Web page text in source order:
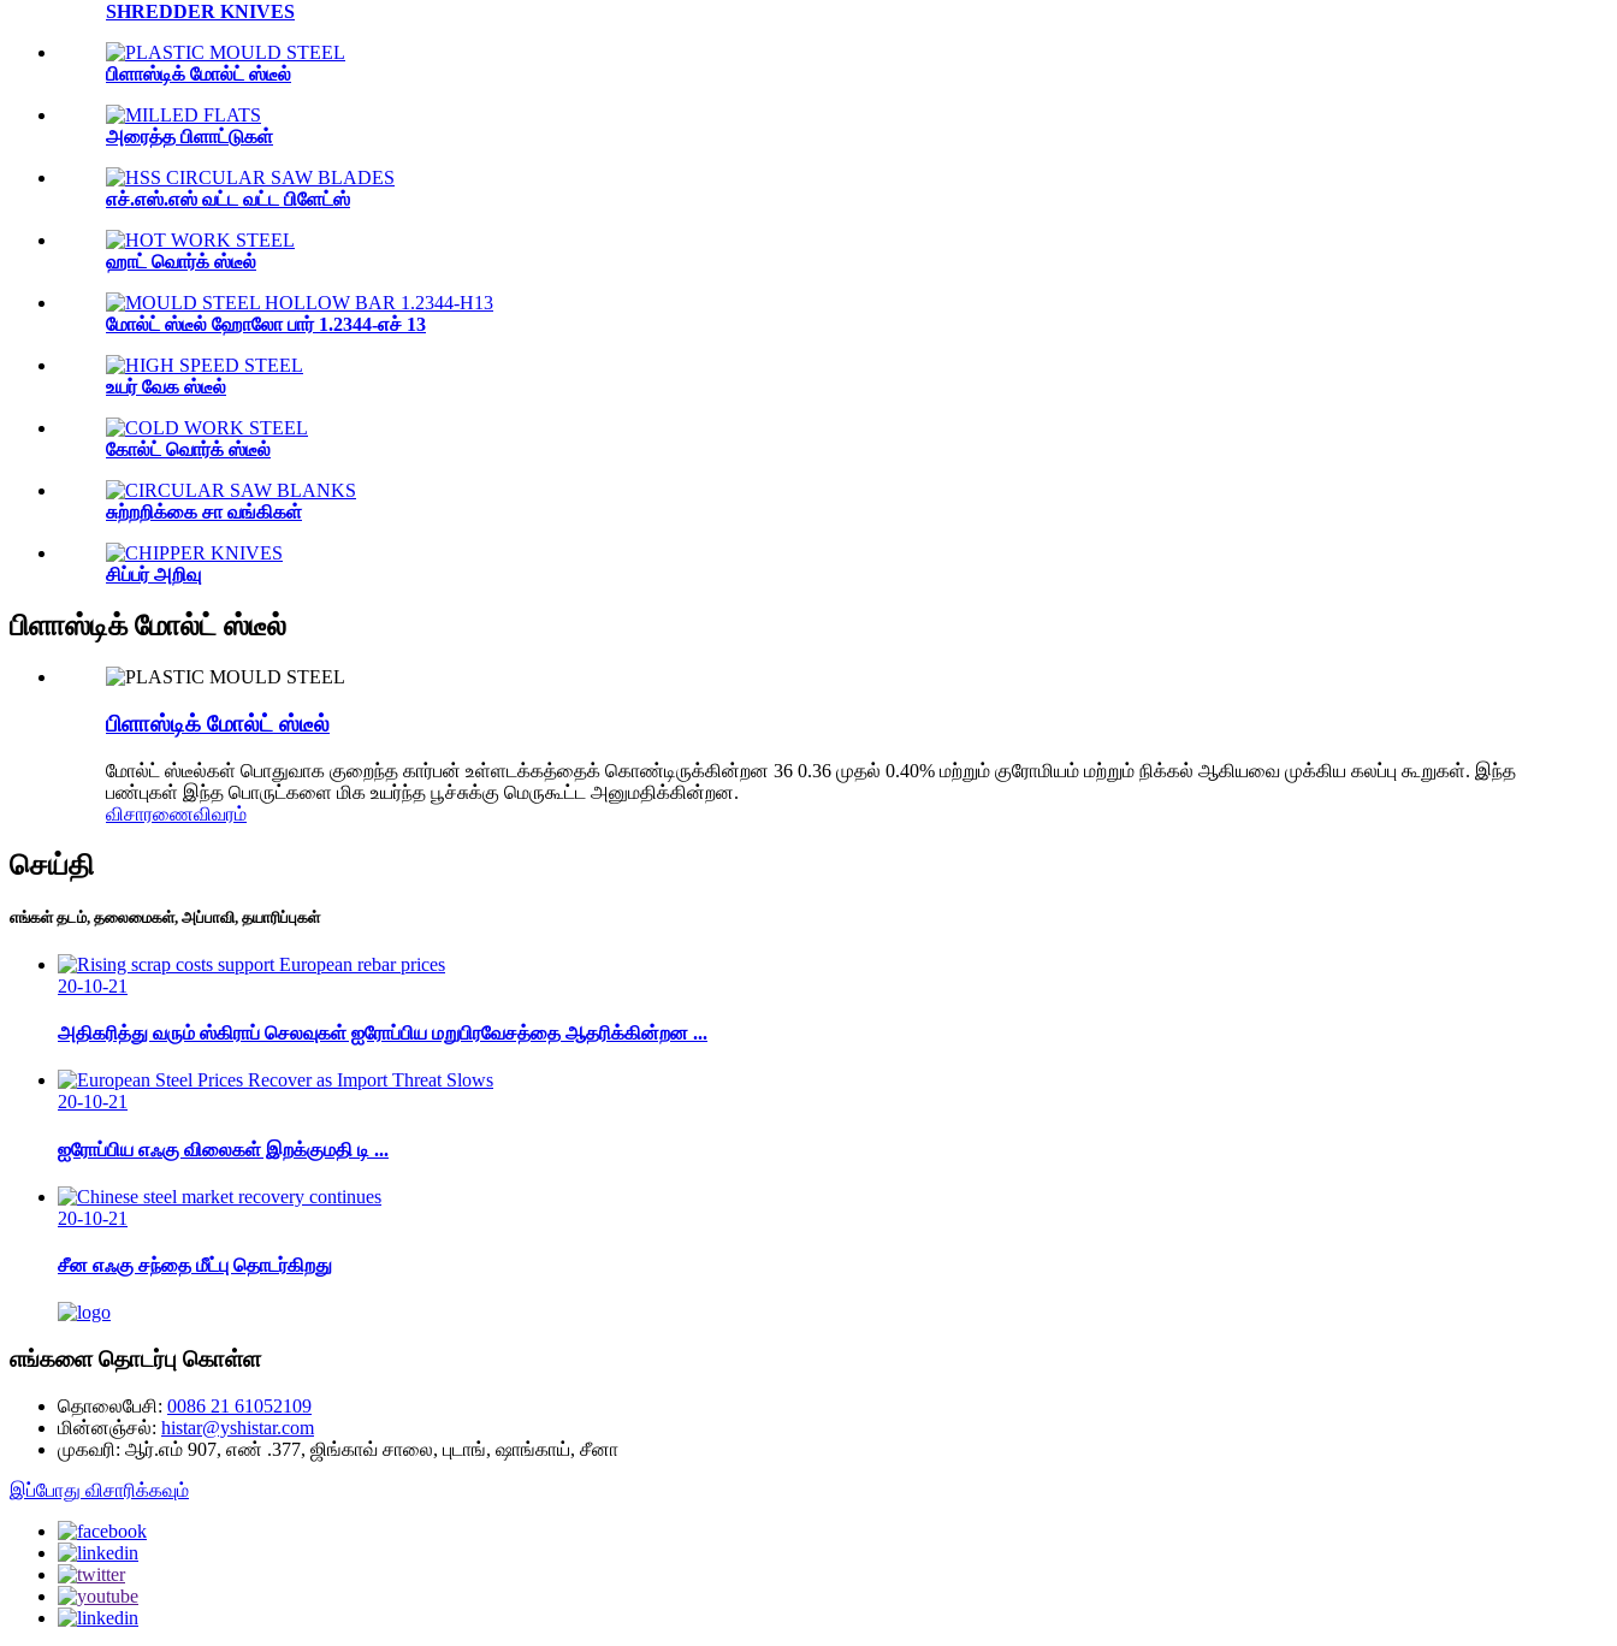
SHREDDER KNIVES
பிளாஸ்டிக் மோல்ட் ஸ்டீல்
அரைத்த பிளாட்டுகள்
எச்.எஸ்.எஸ் வட்ட வட்ட பிளேட்ஸ்
ஹாட் வொர்க் ஸ்டீல்
மோல்ட் ஸ்டீல் ஹோலோ பார் 1.2344-எச் 13
உயர் வேக ஸ்டீல்
கோல்ட் வொர்க் ஸ்டீல்
சுற்றறிக்கை சா வங்கிகள்
சிப்பர் அறிவு
பிளாஸ்டிக் மோல்ட் ஸ்டீல்
பிளாஸ்டிக் மோல்ட் ஸ்டீல்
மோல்ட் ஸ்டீல்கள் பொதுவாக குறைந்த கார்பன் உள்ளடக்கத்தைக் கொண்டிருக்கின்றன 36 0.36 முதல் 0.40% மற்றும் குரோமியம் மற்றும் நிக்கல் ஆகியவை முக்கிய கலப்பு கூறுகள். இந்த
பண்புகள் இந்த பொருட்களை மிக உயர்ந்த பூச்சுக்கு மெருகூட்ட அனுமதிக்கின்றன.
விசாரணைவிவரம்
செய்தி
எங்கள் தடம், தலைமைகள், அப்பாவி, தயாரிப்புகள்
20-10-21
அதிகரித்து வரும் ஸ்கிராப் செலவுகள் ஐரோப்பிய மறுபிரவேசத்தை ஆதரிக்கின்றன ...
20-10-21
ஐரோப்பிய எஃகு விலைகள் இறக்குமதி டி ...
20-10-21
சீன எஃகு சந்தை மீட்பு தொடர்கிறது
எங்களை தொடர்பு கொள்ள
தொலைபேசி: 0086 21 61052109
மின்னஞ்சல்: histar@yshistar.com
முகவரி: ஆர்.எம் 907, எண் .377, ஜிங்காவ் சாலை, புடாங், ஷாங்காய், சீனா
இப்போது விசாரிக்கவும்